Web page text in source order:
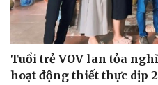
Tuổi trẻ VOV lan tỏa
hoạt động thiết thực dịp